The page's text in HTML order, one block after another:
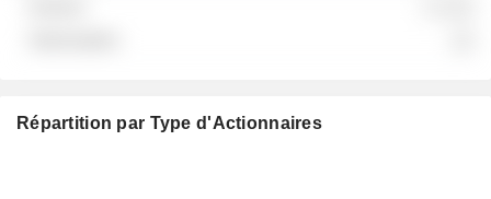
Répartition par Type d'Actionnaires